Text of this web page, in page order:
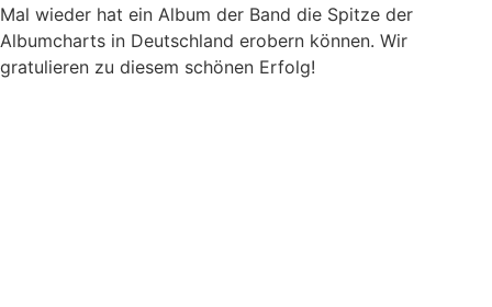
Mal wieder hat ein Album der Band die Spitze der
Albumcharts in Deutschland erobern können. Wir
gratulieren zu diesem schönen Erfolg!